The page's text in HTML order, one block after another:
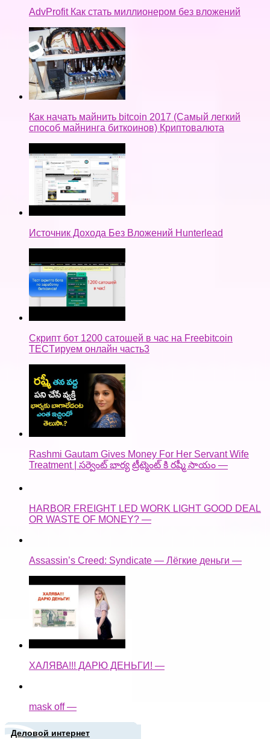
AdvProfit Как стать миллионером без вложений
Как начать майнить bitcoin 2017 (Самый легкий
способ майнинга биткоинов) Криптовалюта
Источник Дохода Без Вложений Hunterlead
Скрипт бот 1200 сатошей в час на Freebitcoin
TECTируем онлайн часть3
Rashmi Gautam Gives Money For Her Servant Wife
Treatment | సర్వెంట్ భార్య ట్రీట్మెంట్ కి రష్మీ సాయం —
HARBOR FREIGHT LED WORK LIGHT GOOD DEAL
OR WASTE OF MONEY? —
Assassin’s Creed: Syndicate — Лёгкие деньги —
ХАЛЯВА!!! ДАРЮ ДЕНЬГИ! —
mask off —
Деловой интернет